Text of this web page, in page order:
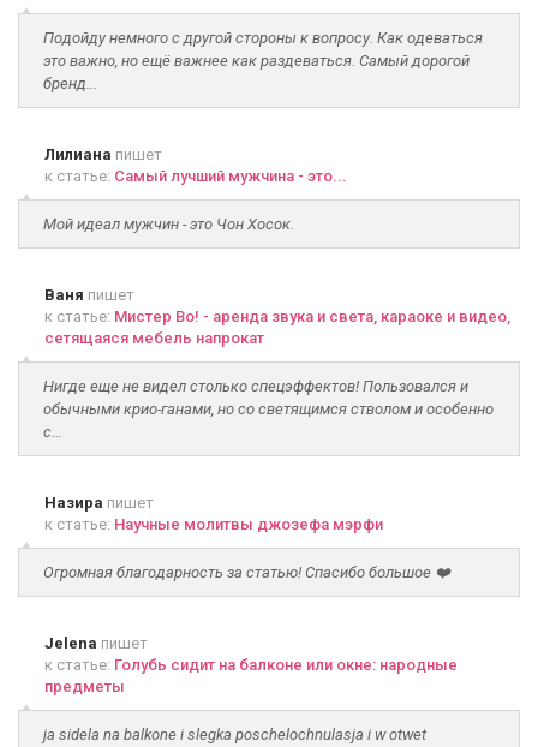
Подойду немного с другой стороны к вопросу. Как одеваться
это важно, но ещё важнее как раздеваться. Самый дорогой
бренд...
Лилиана пишет
к статье: Самый лучший мужчина - это...
Мой идеал мужчин - это Чон Хосок.
Ваня пишет
к статье: Мистер Во! - аренда звука и света, караоке и видео,
сетящаяся мебель напрокат
Нигде еще не видел столько спецэффектов! Пользовался и
обычными крио-ганами, но со светящимся стволом и особенно
с...
Назира пишет
к статье: Научные молитвы джозефа мэрфи
Огромная благодарность за статью! Спасибо большое ❤️
Jelena пишет
к статье: Голубь сидит на балконе или окне: народные
предметы
ja sidela na balkone i slegka poschelochnulasja i w otwet